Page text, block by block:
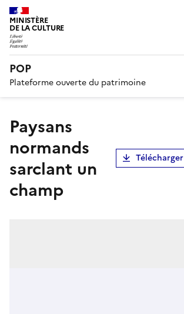
MINISTÈRE
DE LA CULTURE
POP
Plateforme ouverte du patrimoine
Paysans
normands
sarclant un
champ
Télécharger